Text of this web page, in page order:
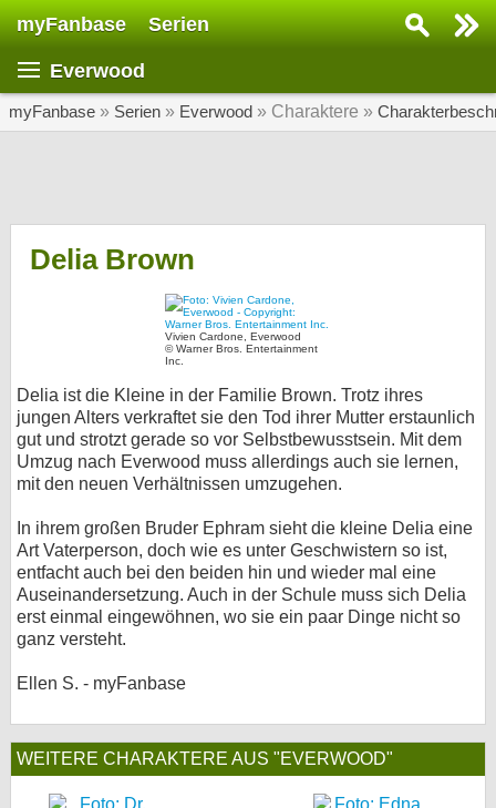
myFanbase Serien
Everwood
myFanbase » Serien » Everwood » Charaktere »
Delia Brown
Vivien Cardone, Everwood
© Warner Bros. Entertainment
Inc.
Delia ist die Kleine in der Familie Brown. Trotz ihres
jungen Alters verkraftet sie den Tod ihrer Mutter erstaunlich
gut und strotzt gerade so vor Selbstbewusstsein. Mit dem
Umzug nach Everwood muss allerdings auch sie lernen,
mit den neuen Verhältnissen umzugehen.
In ihrem großen Bruder Ephram sieht die kleine Delia eine
Art Vaterperson, doch wie es unter Geschwistern so ist,
entfacht auch bei den beiden hin und wieder mal eine
Auseinandersetzung. Auch in der Schule muss sich Delia
erst einmal eingewöhnen, wo sie ein paar Dinge nicht so
ganz versteht.
Ellen S. - myFanbase
WEITERE CHARAKTERE AUS "EVERWOOD"
SERIEN
KULTUR
SERVICE
Gewinnspiele
Forum
bei X
bei Facebook
Datenschutz
Cookie-Einstellungen